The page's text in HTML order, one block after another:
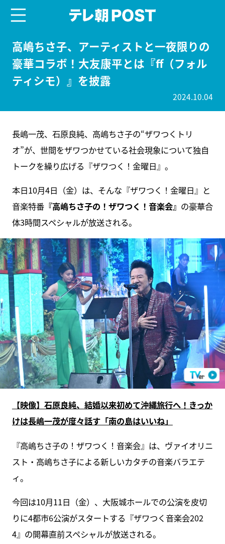
高嶋ちさ子、アーティストと一夜限りの
豪華コラボ！大友康平とは『ff（フォル
ティシモ）』を披露
2024.10.04
長嶋一茂、石原良純、高嶋ちさ子の“ザワつくトリ
オ”が、世間をザワつかせている社会現象について独自
トークを繰り広げる『ザワつく！金曜日』。
本日10月4日（金）は、そんな『ザワつく！金曜日』と
音楽特番『高嶋ちさ子の！ザワつく！音楽会』 の豪華合
体3時間スペシャルが放送される。
【映像】石原良純、結婚以来初めて沖縄旅行へ！きっか
けは長嶋一茂が度々話す「南の島はいいね」
『高嶋ちさ子の！ザワつく！音楽会』は、ヴァイオリニ
スト・高嶋ちさ子による新しいカタチの音楽バラエテ
ィ。
今回は10月11日（金）、大阪城ホールでの公演を皮切
りに4都市6公演がスタートする『ザワつく音楽会202
4』の開幕直前スペシャルが放送される。